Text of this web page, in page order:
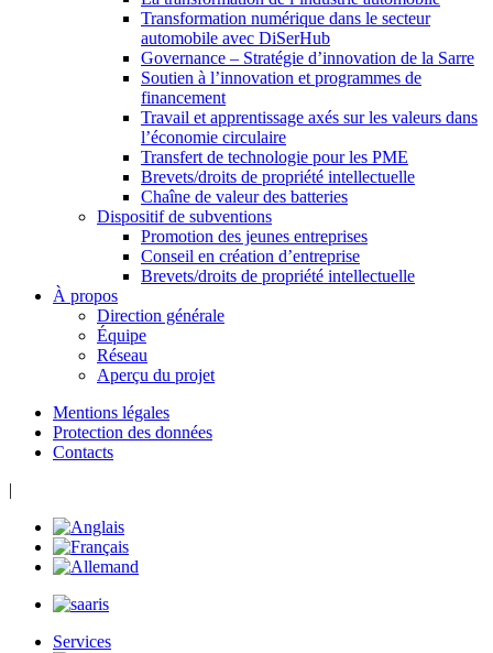
Transformation numérique dans le secteur
automobile avec DiSerHub
Governance – Stratégie d’innovation de la Sarre
Soutien à l’innovation et programmes de
financement
Travail et apprentissage axés sur les valeurs dans
l’économie circulaire
Transfert de technologie pour les PME
Brevets/droits de propriété intellectuelle
Chaîne de valeur des batteries
Dispositif de subventions
Promotion des jeunes entreprises
Conseil en création d’entreprise
Brevets/droits de propriété intellectuelle
À propos
Direction générale
Équipe
Réseau
Aperçu du projet
Mentions légales
Protection des données
Contacts
|
Services